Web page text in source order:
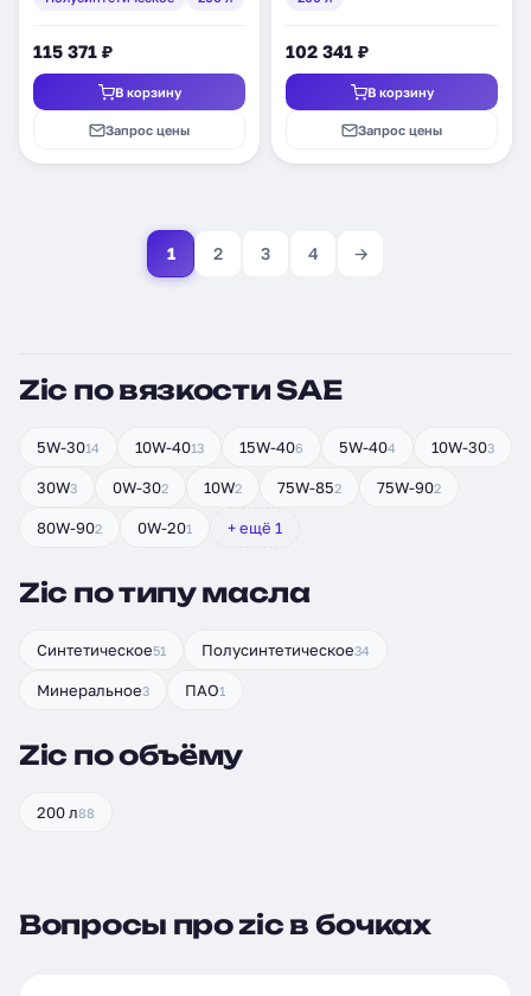
115 371 ₽
В корзину
Запрос цены
102 341 ₽
В корзину
Запрос цены
1 2 3 4 →
Zic по вязкости SAE
5W-3014 10W-4013 15W-406 5W-404 10W-303
30W3 0W-302 10W2 75W-852 75W-902
80W-902 0W-201 + ещё 1
Zic по типу масла
Синтетическое51 Полусинтетическое34
Минеральное3 ПАО1
Zic по объёму
200 л88
Вопросы про zic в бочках